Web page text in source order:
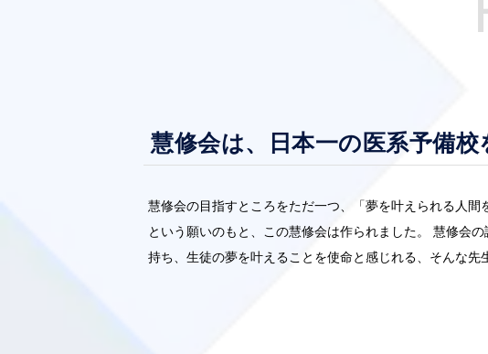
慧修会は、 日本一の医系予備校
慧修会の目指すところをただ一つ、「夢を叶えられる人
という願いのもと、この慧修会は作られました。 慧修会
持ち、生徒の夢を叶えることを使命と感じれる、そんな先